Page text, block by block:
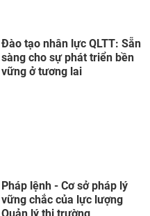
Đào tạo nhân lực QLTT: Sẵn
sàng cho sự phát triển bền
vững ở tương lai
Pháp lệnh - Cơ sở pháp lý
vững chắc của lực lượng